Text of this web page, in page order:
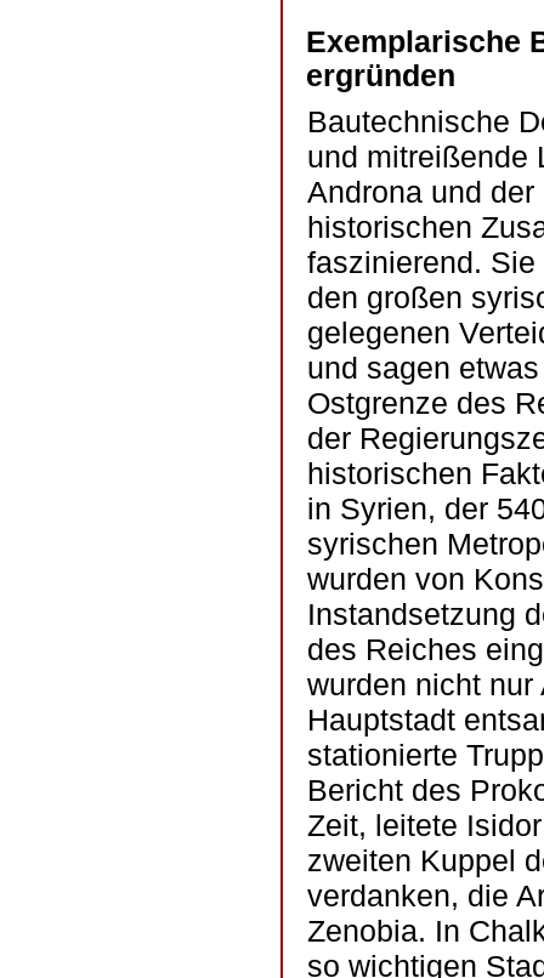
Exemplarische
ergründen
Bautechnische
und mitreißende
Androna und
historischen
faszinierend.
den großen
gelegenen
und sagen
Ostgrenze des
der
historischen
in Syrien, der
syrischen
wurden von
Instandsetzung
des Reiches
wurden nicht nur
Hauptstadt
stationierte
Bericht des
Zeit, leitete
zweiten Kuppel
verdanken, die
Zenobia. In
so wichtigen